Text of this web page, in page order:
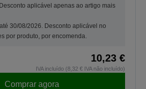
aplicável apenas ao artigo mais
30/08/2026. Desconto aplicável no
por produto, por encomenda.
10,23 €
IVA incluído (8,32 € IVA não incluído)
Comprar agora